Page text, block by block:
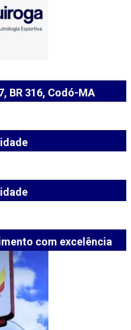
BR 316, Codó-MA
com excelência